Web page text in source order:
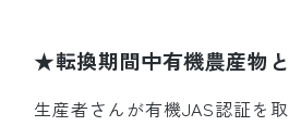
★転換期間中有機農産物
生産者さんが有機JAS認証を